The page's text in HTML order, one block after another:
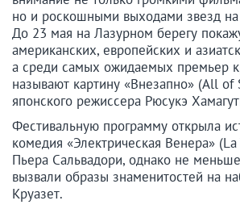
но и роскошными выходами звезд
До 23 мая на Лазурном берегу
американских, европейских и
а среди самых ожидаемых премьер
называют картину «Внезапно» (All of
японского режиссера Рюсукэ
Фестивальную программу открыла
комедия «Электрическая Венера»
Пьера Сальвадори, однако не
вызвали образы знаменитостей на
Круазет.